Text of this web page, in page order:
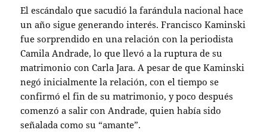
El escándalo que sacudió la farándula nacional hace
un año sigue generando interés. Francisco Kaminski
fue sorprendido en una relación con la periodista
Camila Andrade, lo que llevó a la ruptura de su
matrimonio con Carla Jara.A pesar de que Kaminski
negó inicialmente la relación, con el tiempo se
confirmó el fin de su matrimonio, y poco después
comenzó a salir con Andrade, quien había sido
señalada como su “amante”.